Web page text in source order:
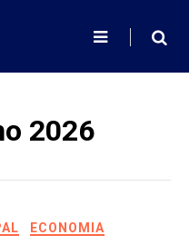
2026
ECONOMIA